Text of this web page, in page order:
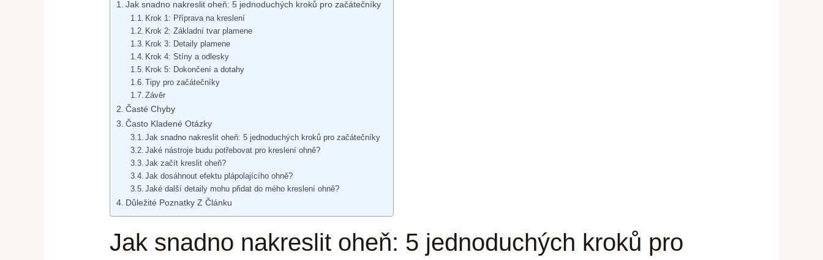
Jak snadno nakreslit oheň: 5 jednoduchých kroků pro začátečníky
Krok 1: Příprava na kreslení
Krok 2: Základní tvar plamene
Krok 3: Detaily plamene
Krok 4: Stíny a odlesky
Krok 5: Dokončení a dotahy
Tipy pro začátečníky
Závěr
Časté Chyby
Často Kladené Otázky
Jak snadno nakreslit oheň: 5 jednoduchých kroků pro začátečníky
Jaké nástroje budu potřebovat pro kreslení ohně?
Jak začít kreslit oheň?
Jak dosáhnout efektu plápolajícího ohně?
Jaké další detaily mohu přidat do mého kreslení ohně?
Důležité Poznatky Z Článku
Jak snadno nakreslit oheň: 5 jednoduchých kroků pro